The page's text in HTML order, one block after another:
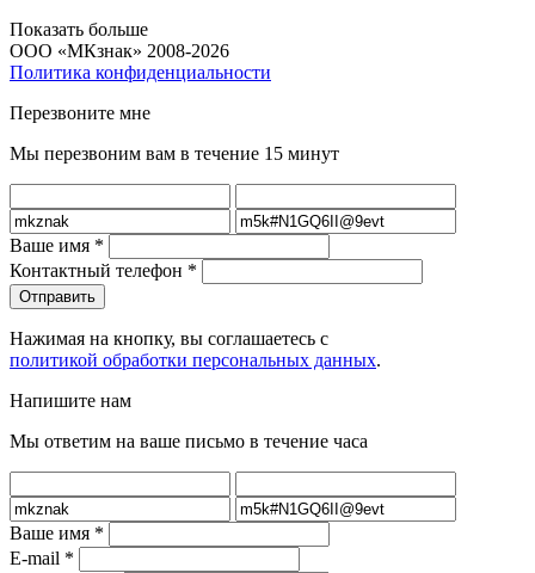
Показать больше
ООО «МКзнак» 2008-2026
Политика конфиденциальности
Перезвоните мне
Мы перезвоним вам в течение 15 минут
Ваше имя *
Контактный телефон *
Нажимая на кнопку, вы соглашаетесь с
политикой обработки персональных данных.
Напишите нам
Мы ответим на ваше письмо в течение часа
Ваше имя *
E-mail *